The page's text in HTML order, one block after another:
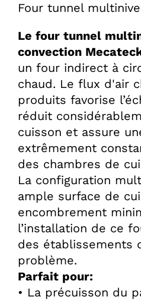
Four tunnel
Le four tunnel
convection
un four indirect à
chaud. Le flux d'air
produits favorise
réduit
cuisson et assure
extrêmement
des chambres de
La configuration
ample surface de
encombrement
l’installation de ce
des établissements
problème.
Parfait pour:
• La précuisson du